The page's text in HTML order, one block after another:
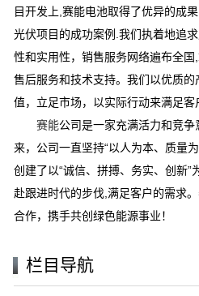
目开发上,赛能电池取得了优异的成
光伏项目的成功案例.我们执着地追
性和实用性，销售服务网络遍布全
售后服务和技术支持。我们以优质
值，立足市场，以实际行动来满足客
赛能公司是一家充满活力和竞
来，公司一直坚持“以人为本、质量
创建了以“诚信、拼搏、务实、创新”
赴跟进时代的步伐,满足客户的需求
合作，携手共创绿色能源事业！
栏目导航